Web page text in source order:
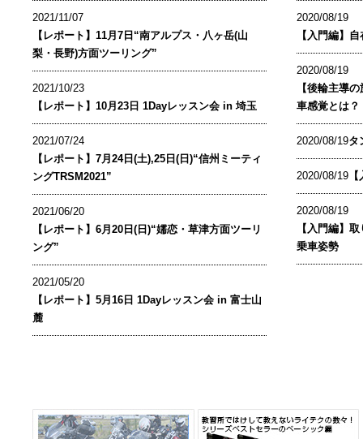
2021/11/07
【レポート】11月7日“南アルプス・八ヶ岳(山
梨・長野)方面ツーリング”
2021/10/23
【レポート】10月23日 1Dayレッスン会 in 埼玉
2021/07/24
【レポート】7月24日(土),25日(日)“信州ミーティ
ングTRSM2021”
2021/06/20
【レポート】6月20日(日)“嬬恋・草津方面ツーリ
ング”
2021/05/20
【レポート】5月16日 1Dayレッスン会 in 富士山
麓
2020/08/19
【入門編】
2020/08/19
【後輪主導
車感覚とは？
2020/08/19タ
2020/08/19【
2020/08/19
【入門編】
乗車姿勢